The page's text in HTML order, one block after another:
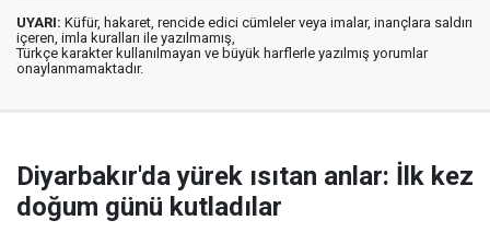
UYARI: Küfür, hakaret, rencide edici cümleler veya imalar, inançlara saldırı
içeren, imla kuralları ile yazılmamış,
Türkçe karakter kullanılmayan ve büyük harflerle yazılmış yorumlar
onaylanmamaktadır.
Diyarbakır'da yürek ısıtan anlar: İlk kez
doğum günü kutladılar